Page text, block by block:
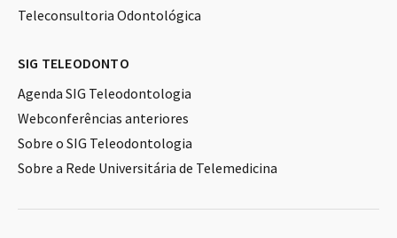
Teleconsultoria Odontológica
SIG TELEODONTO
Agenda SIG Teleodontologia
Webconferências anteriores
Sobre o SIG Teleodontologia
Sobre a Rede Universitária de Telemedicina